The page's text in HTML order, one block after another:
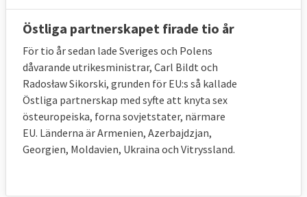
Östliga partnerskapet firade tio år
För tio år sedan lade Sveriges och Polens
dåvarande utrikesministrar, Carl Bildt och
Radosław Sikorski, grunden för EU:s så kallade
Östliga partnerskap med syfte att knyta sex
östeuropeiska, forna sovjetstater, närmare
EU. Länderna är Armenien, Azerbajdzjan,
Georgien, Moldavien, Ukraina och Vitryssland.